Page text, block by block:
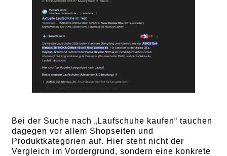
Bei der Suche nach „Laufschuhe kaufen“ tauchen
dagegen vor allem Shopseiten und
Produktkategorien auf. Hier steht nicht der
Vergleich im Vordergrund, sondern eine konkrete